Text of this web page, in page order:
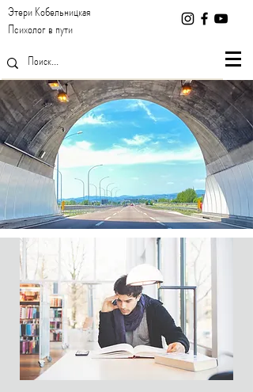
Этери Кобельницкая
Психолог в пути